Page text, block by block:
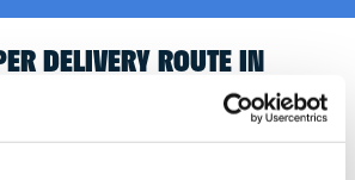
DELIVERY ROUTE IN
interested in a newspaper